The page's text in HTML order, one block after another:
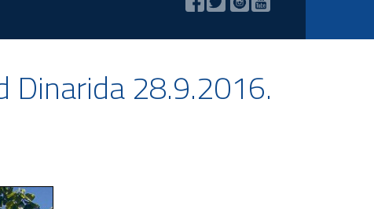
Dinarida 28.9.2016.